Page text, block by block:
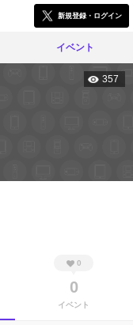
新規登録・ログイン
イベント
357
0
0
イベント